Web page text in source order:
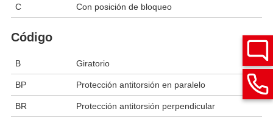
C Con posición de bloqueo
Código
B Giratorio
BP Protección antitorsión en paralelo
BR Protección antitorsión perpendicular